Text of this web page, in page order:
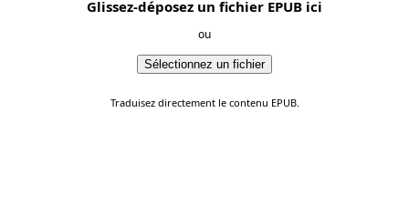
Glissez-déposez un fichier EPUB ici
ou
Sélectionnez un fichier
Traduisez directement le contenu EPUB.